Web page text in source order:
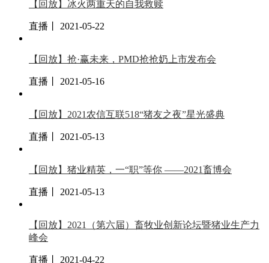
【回放】冰火两重天的自我救赎
直播丨 2021-05-22
【回放】抢·赢未来，PMD抢抢奶上市发布会
直播丨 2021-05-16
【回放】2021农信互联518“猪友之夜”星光盛典
直播丨 2021-05-13
【回放】猪业精英，一“职”等你 ——2021畜博会
直播丨 2021-05-13
【回放】2021（第六届）畜牧业创新论坛暨猪业生产力
峰会
直播丨 2021-04-22